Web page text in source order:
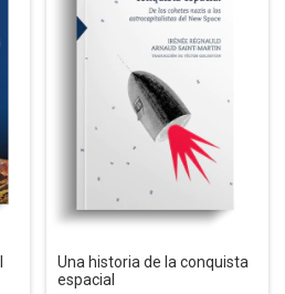
Una historia de la conquista
espacial